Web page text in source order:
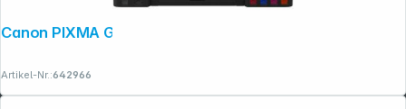
Canon PIXMA G 650
Artikel-Nr.:642966